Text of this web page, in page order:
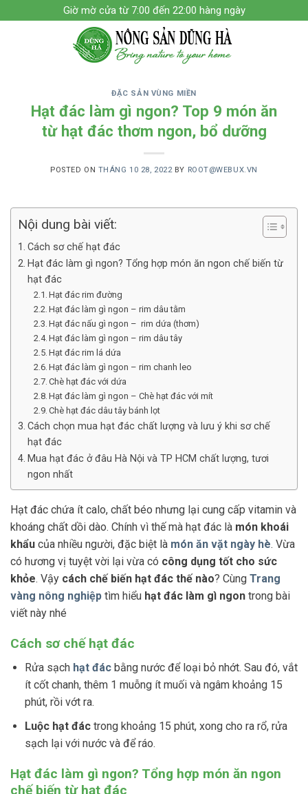
to
Giờ mờ cửa từ 7:00 đến 22:00 hàng ngày
ĐẶC SẢN VÙNG MIỀN
Hạt đác làm gì ngon? Top 9 món ăn
từ hạt đác thơm ngon, bổ dưỡng
POSTED ON THÁNG 10 28, 2022 BY ROOT@WEBUX.VN
Nội dung bài viết:
Cách sơ chế hạt đác
Hạt đác làm gì ngon? Tổng hợp món ăn ngon chế biến từ
hạt đác
Hạt đác rim đường
Hạt đác làm gì ngon – rim dâu tằm
Hạt đác nấu gì ngon – rim dứa (thơm)
Hạt đác làm gì ngon – rim dâu tây
Hạt đác rim lá dứa
Hạt đác làm gì ngon – rim chanh leo
Chè hạt đác với dứa
Hạt đác làm gì ngon – Chè hạt đác với mít
Chè hạt đác dâu tây bánh lọt
Cách chọn mua hạt đác chất lượng và lưu ý khi sơ chế
hạt đác
Mua hạt đác ở đâu Hà Nội và TP HCM chất lượng, tươi
ngon nhất
Hạt đác chứa ít calo, chất béo nhưng lại cung cấp vitamin và
khoáng chất dồi dào. Chính vì thế mà hạt đác là món khoái
khẩu của nhiều người, đặc biệt là món ăn vặt ngày hè. Vừa
có hương vị tuyệt vời lại vừa có công dụng tốt cho sức
khỏe. Vậy cách chế biến hạt đác thế nào? Cùng Trang
vàng nông nghiệp tìm hiểu hạt đác làm gì ngon trong bài
viết này nhé
Cách sơ chế hạt đác
Rửa sạch hạt đácbằng nước để loại bỏ nhớt. Sau đó, vắt
ít cốt chanh, thêm 1 muỗng ít muối và ngâm khoảng 15
phút, rồi vớt ra.
Luộc hạt đáctrong khoảng 15 phút, xong cho ra rổ, rửa
sạch lại với nước và để ráo.
Hạt đác làm gì ngon? Tổng hợp món ăn ngon
chế biến từ hạt đác